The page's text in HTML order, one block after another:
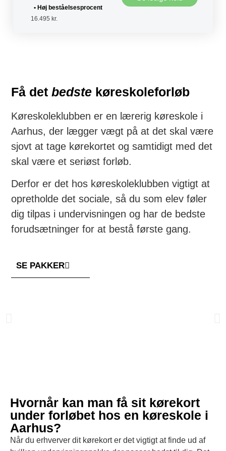
• Høj beståelsesprocent
16.495 kr.
Få det bedste køreskoleforløb​
Køreskoleklubben er en lærerig køreskole i
Aarhus, der lægger vægt på at det skal være
sjovt at tage kørekortet og samtidigt med det
skal være et seriøst forløb.
Derfor er det hos køreskoleklubben vigtigt at
opretholde det sociale, så du som elev føler
dig tilpas i undervisningen og har de bedste
forudsætninger for at bestå første gang.
SE PAKKER
Hvornår kan man få sit kørekort
under forløbet hos en køreskole i
Aarhus?
Når du erhverver dit kørekort er det vigtigt at finde ud af